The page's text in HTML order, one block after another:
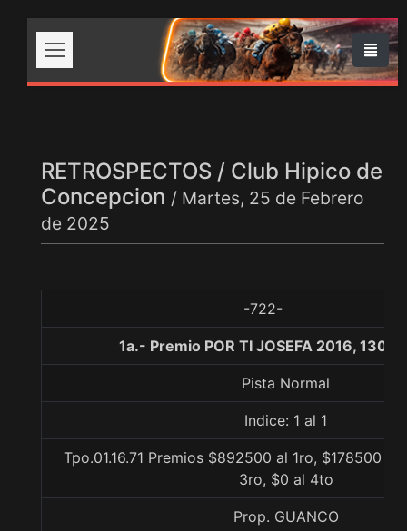
RETROSPECTOS / Club Hipico de
Concepcion / Martes, 25 de Febrero
de 2025
-722-
1a.- Premio POR TI JOSEFA 2016, 1300
Pista Normal
Indice: 1 al 1
Tpo.01.16.71 Premios $892500 al 1ro, $178500
3ro, $0 al 4to
Prop. GUANCO